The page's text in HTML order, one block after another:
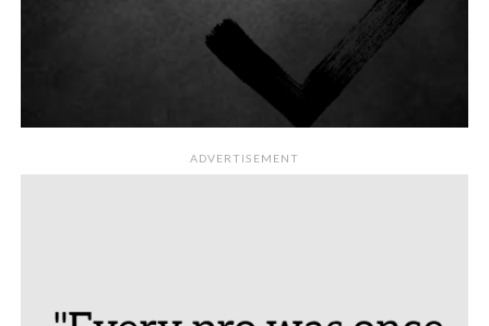
ADVERTISEMENT